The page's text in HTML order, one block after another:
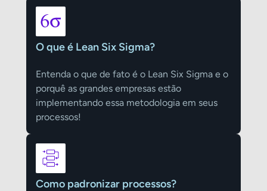
O que é Lean Six Sigma?
Entenda o que de fato é o Lean Six Sigma e o
porquê as grandes empresas estão
implementando essa metodologia em seus
processos!
Como padronizar processos?